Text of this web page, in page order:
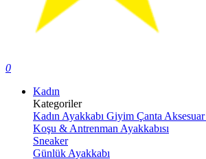
0
Kadın
Kategoriler
Kadın Ayakkabı Giyim Çanta Aksesuar
Koşu & Antrenman Ayakkabısı
Sneaker
Günlük Ayakkabı